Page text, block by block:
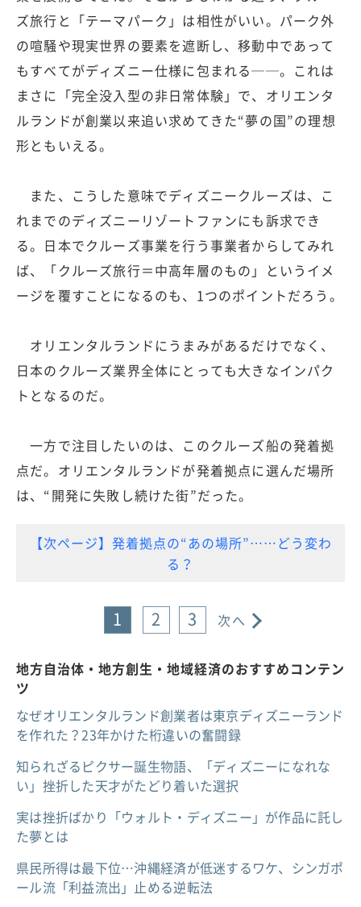
ズ旅行と「テーマパーク」は相性がいい。パーク外
の喧騒や現実世界の要素を遮断し、移動中であって
もすべてがディズニー仕様に包まれる──。これは
まさに「完全没入型の非日常体験」で、オリエンタ
ルランドが創業以来追い求めてきた“夢の国”の理想
形ともいえる。
また、こうした意味でディズニークルーズは、こ
れまでのディズニーリゾートファンにも訴求でき
る。日本でクルーズ事業を行う事業者からしてみれ
ば、「クルーズ旅行＝中高年層のもの」というイメ
ージを覆すことになるのも、1つのポイントだろう。
オリエンタルランドにうまみがあるだけでなく、
日本のクルーズ業界全体にとっても大きなインパク
トとなるのだ。
一方で注目したいのは、このクルーズ船の発着拠
点だ。オリエンタルランドが発着拠点に選んだ場所
は、“開発に失敗し続けた街”だった。
【次ページ】発着拠点の“あの場所”……どう変わ
る？
1 2 3 次へ
地方自治体・地方創生・地域経済のおすすめコンテン
ツ
なぜオリエンタルランド創業者は東京ディズニーランド
を作れた？23年かけた桁違いの奮闘録
知られざるピクサー誕生物語、「ディズニーになれな
い」挫折した天才がたどり着いた選択
実は挫折ばかり「ウォルト・ディズニー」が作品に託し
た夢とは
県民所得は最下位…沖縄経済が低迷するワケ、シンガポ
ール流「利益流出」止める逆転法